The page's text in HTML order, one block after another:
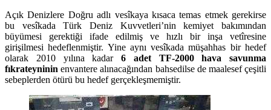
Açık Denizlere Doğru adlı vesîkaya kısaca temas etmek gerekirse
bu vesîkada Türk Deniz Kuvvetleri’nin kemiyet bakımından
büyümesi gerektiği ifade edilmiş ve hızlı bir inşa vetîresine
girişilmesi hedeflenmiştir. Yine aynı vesîkada müşahhas bir hedef
olarak 2010 yılına kadar 6 adet TF-2000 hava savunma
fıkrateyninin envantere alınacağından bahsedilse de maalesef çeşitli
sebeplerden ötürü bu hedef gerçekleşmemiştir.